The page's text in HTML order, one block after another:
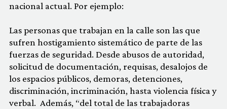
nacional actual. Por ejemplo:
Las personas que trabajan en la calle son las que
sufren hostigamiento sistemático de parte de las
fuerzas de seguridad. Desde abusos de autoridad,
solicitud de documentación, requisas, desalojos de
los espacios públicos, demoras, detenciones,
discriminación, incriminación, hasta violencia física y
verbal. Además, “del total de las trabajadoras